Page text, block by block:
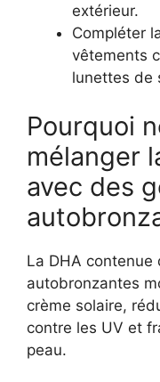
extérieur.
Compléter
vêtements
lunettes de
Pourquoi
mélanger
avec des
La DHA contenue
autobronzantes
crème solaire,
contre les UV et
peau.